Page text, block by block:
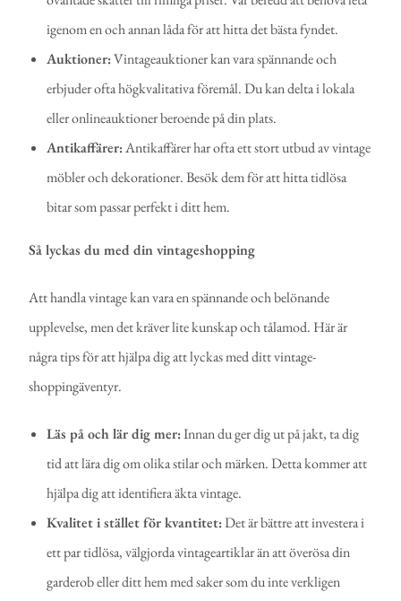
igenom en och annan låda för att hitta det bästa fyndet.
Auktioner:Vintageauktioner kan vara spännande och
erbjuder ofta högkvalitativa föremål. Du kan delta i lokala
eller onlineauktioner beroende på din plats.
Antikaffärer:Antikaffärer har ofta ett stort utbud av vintage
möbler och dekorationer. Besök dem för att hitta tidlösa
bitar som passar perfekt i ditt hem.
Så lyckas du med din vintageshopping
Att handla vintage kan vara en spännande och belönande
upplevelse, men det kräver lite kunskap och tålamod. Här är
några tips för att hjälpa dig att lyckas med ditt vintage-
shoppingäventyr.
Läs på och lär dig mer:Innan du ger dig ut på jakt, ta dig
tid att lära dig om olika stilar och märken. Detta kommer att
hjälpa dig att identifiera äkta vintage.
Kvalitet i stället för kvantitet:Det är bättre att investera i
ett par tidlösa, välgjorda vintageartiklar än att överösa din
garderob eller ditt hem med saker som du inte verkligen